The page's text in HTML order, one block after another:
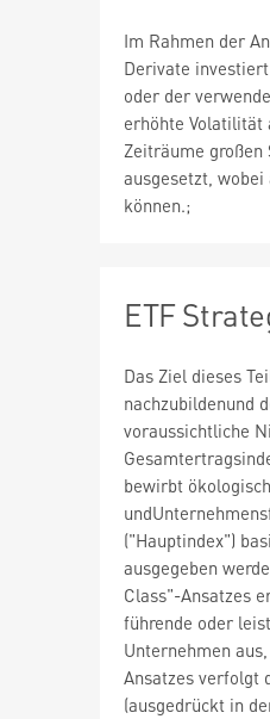
Im Rahmen der
Derivate
oder der
erhöhte Volatilität
Zeiträume großen
ausgesetzt,
können.;
ETF
Das Ziel dieses
nachzubildenund
voraussichtliche
bewirbt
("Hauptindex")
ausgegeben
Class"-Ansatzes
führende oder
Unternehmen
Ansatzes verfolgt
(ausgedrückt in